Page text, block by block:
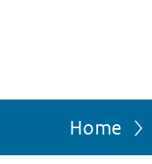
Home